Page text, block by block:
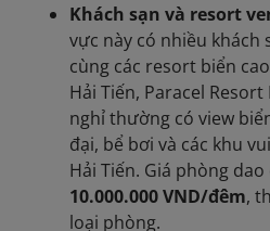
Khách sạn và resort
vực này có nhiều khách
cùng các resort biển
Hải Tiến, Paracel
nghỉ thường có view
đại, bể bơi và các khu
Hải Tiến. Giá phòng
10.000.000 VND/đêm,
loại phòng.